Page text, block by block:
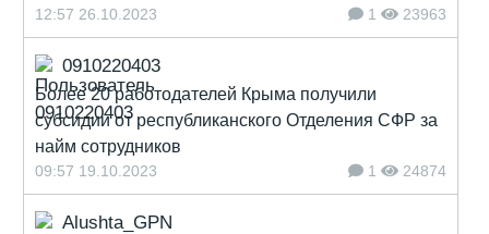
12:57 26.10.2023 1 23963
0910220403
Более 20 работодателей Крыма получили
субсидии от республиканского Отделения СФР за
найм сотрудников
09:57 19.10.2023 1 24874
Alushta_GPN